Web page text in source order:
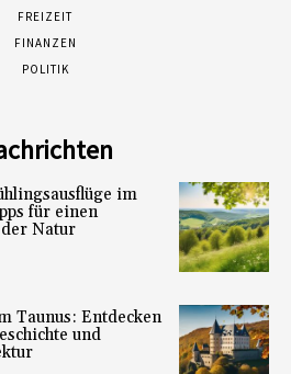
FREIZEIT
FINANZEN
POLITIK
im
für einen
Natur
Taunus: Entdecken
und